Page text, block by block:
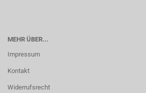
MEHR ÜBER...
Impressum
Kontakt
Widerrufsrecht